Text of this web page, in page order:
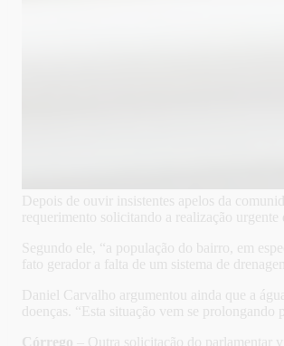
Depois de ouvir insistentes apelos da
requerimento solicitando a realização
Segundo ele, “a população do bairro, em
fato gerador a falta de um sistema de
Daniel Carvalho argumentou ainda que a
doenças. “Esta situação vem se prolongando
Córrego – Outra solicitação do parlamentar